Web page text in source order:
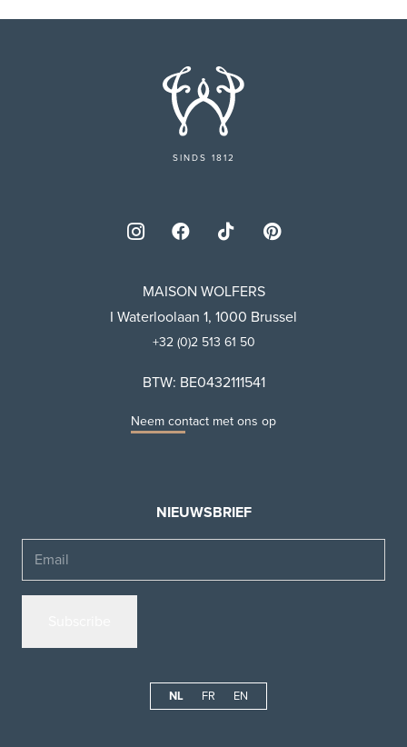
SINDS 1812
MAISON WOLFERS
I Waterloolaan 1, 1000 Brussel
+32 (0)2 513 61 50
BTW: BE0432111541
Neem contact met ons op
NIEUWSBRIEF
NL FR EN